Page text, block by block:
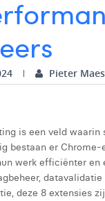
Pieter
is een veld waarin
bestaan er Chrome-
werk efficiënter
datavalidatie
deze 8 extensies